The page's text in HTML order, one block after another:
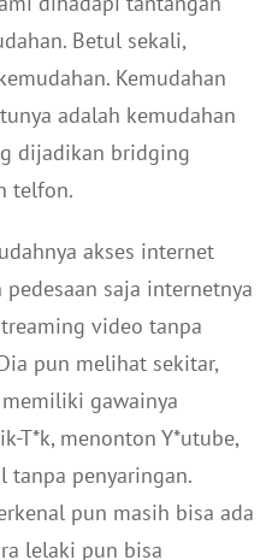
Betul sekali,
Kemudahan
adalah kemudahan
dijadikan bridging
telfon.
akses internet
saja internetnya
video tanpa
pun melihat sekitar,
gawainya
T*k, menonton Y*utube,
penyaringan.
pun masih bisa ada
lelaki pun bisa